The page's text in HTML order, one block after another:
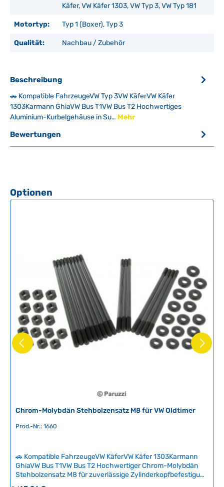
Käfer, VW Käfer 1303, VW Typ 3, VW Typ 181
Motortyp: Typ 1 (Boxer), Typ 3
Qualität: Nachbau / Zubehör
Beschreibung
🚗 Kompatible FahrzeugeVW Typ 3VW KäferVW Käfer
1303Karmann GhiaVW Bus T1VW Bus T2 Hochwertiges
Aluminium-Kurbelgehäuse in Su… Mehr
Bewertungen
Produktgalerie überspringen
Optionen
Chrom-Molybdän Stehbolzensatz M8 für VW Oldtimer
Prod.-Nr.: 1660
🚗 Kompatible FahrzeugeVW KäferVW Käfer 1303Karmann
GhiaVW Bus T1VW Bus T2 Hochwertiger Chrom-Molybdän
Stehbolzensatz M8 für zuverlässige Zylinderkopfbefestigung
bei VW-Oldtimern. Die halbgerollten und gehärteten